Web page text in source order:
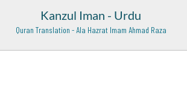
Dhelwi Rehmat Ullah Alaih
Alaih
Kanzul Iman - Urdu
Quran Translation - Ala Hazrat Imam Ahmad Raza